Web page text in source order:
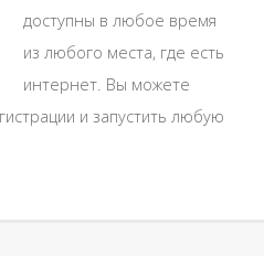
доступны в любое время
из любого места, где есть
интернет. Вы можете
и запустить любую